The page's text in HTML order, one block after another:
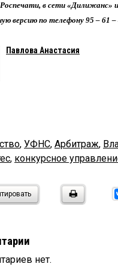
Роспечати, в сети «Дилижанс»
версию по телефону 95 – 61 –
Павлова Анастасия
, УФНС, Арбитраж,
, конкурсное
нет.